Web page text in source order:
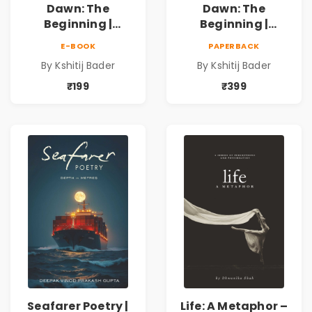
Dawn: The
Beginning |
Philosophical
Poems by Kshitij
E-BOOK
By Kshitij Bader
₹199
Dawn: The
Beginning |
Philosophical
Poems by Kshitij
PAPERBACK
By Kshitij Bader
₹399
Seafarer Poetry |
Life: A Metaphor –